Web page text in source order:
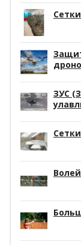
ЗУС